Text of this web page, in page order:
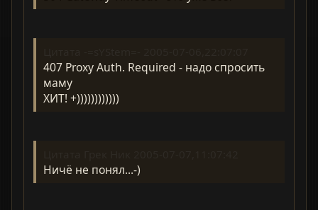
407 Proxy Auth. Required - надо спросить
маму
ХИТ! +))))))))))))
Ничё не понял...-)